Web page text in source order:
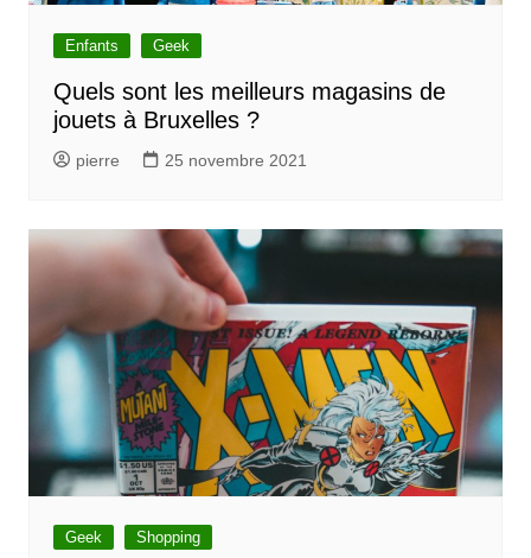
Enfants Geek
Quels sont les meilleurs magasins de
jouets à Bruxelles ?
pierre 25 novembre 2021
Geek Shopping